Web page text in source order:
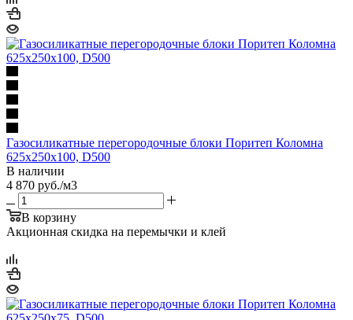
Газосиликатные перегородочные блоки Поритеп Коломна
625х250х100, D500
В наличии
4 870 руб./м3
В корзину
Акционная скидка на перемычки и клей